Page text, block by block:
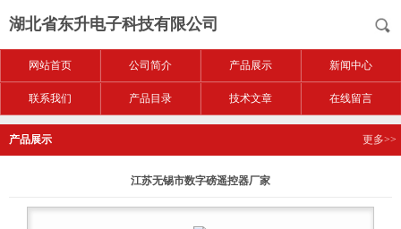
湖北省东升电子科技有限公司
网站首页 公司简介 产品展示 新闻中心
联系我们 产品目录 技术文章 在线留言
产品展示 更多>>
江苏无锡市数字磅遥控器厂家